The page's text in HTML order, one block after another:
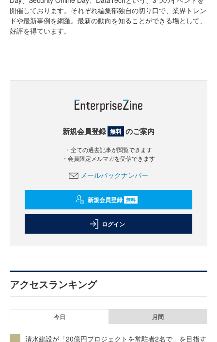
開催しております。それぞれ編集部独自の切り口で、業界トレン
ドや最新事例を網羅。最新の動向を知ることができる場として、
好評を得ています。
新規会員登録 無料 のご案内
・全ての過去記事が閲覧できます
・会員限定メルマガを受信できます
メールバックナンバー
新規会員登録 無料
ログイン
アクセスランキング
今日 月間
清水建設が「20億円プロジェクトを常駐者2名で」を目指す